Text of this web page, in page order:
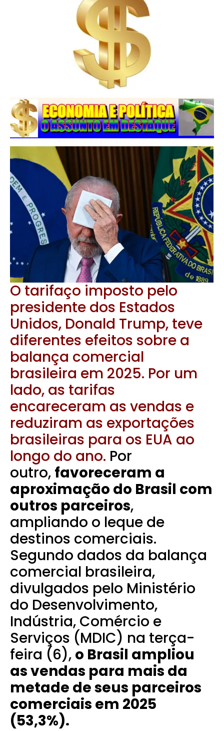
O tarifaço imposto pelo
presidente dos Estados
Unidos, Donald Trump, teve
diferentes efeitos sobre a
balança comercial
brasileira em 2025. Por um
lado, as tarifas
encareceram as vendas e
reduziram as exportações
brasileiras para os EUA ao
longo do ano. Por
outro, favoreceram a
aproximação do Brasil com
outros parceiros,
ampliando o leque de
destinos comerciais.
Segundo dados da balança
comercial brasileira,
divulgados pelo Ministério
do Desenvolvimento,
Indústria, Comércio e
Serviços (MDIC) na terça-
feira (6), o Brasil ampliou
as vendas para mais da
metade de seus parceiros
comerciais em 2025
(53,3%).